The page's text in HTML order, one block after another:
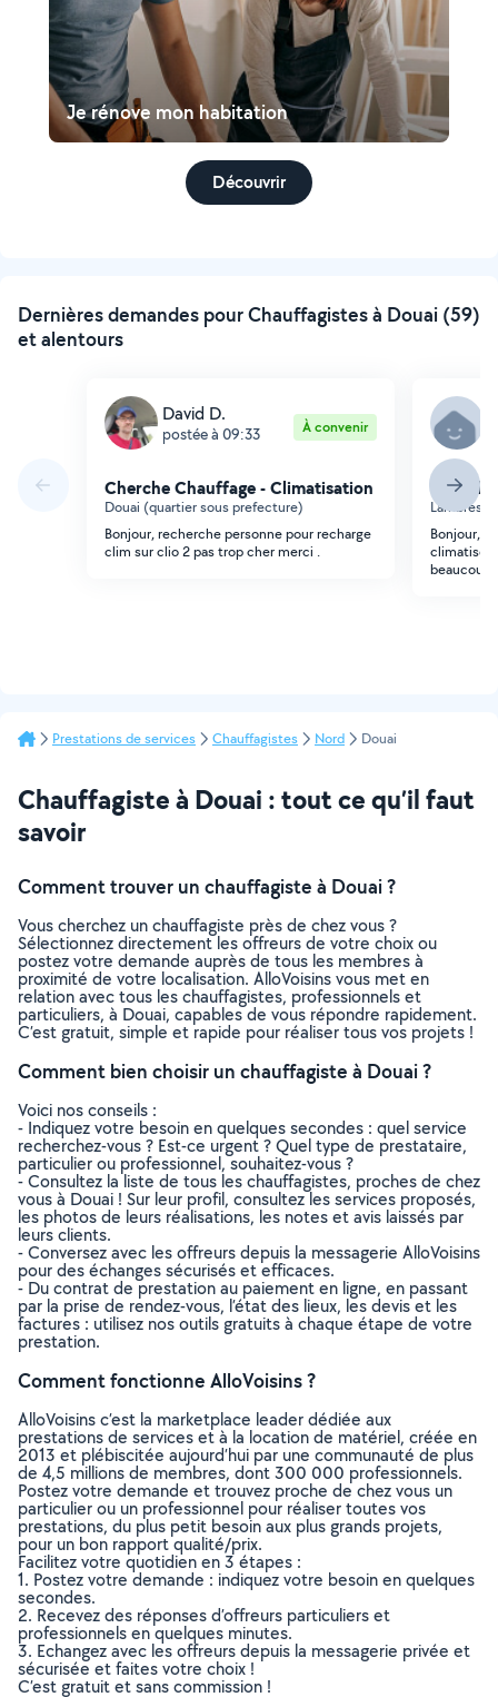
Je rénove mon habitation
Découvrir
Dernières demandes pour Chauffagistes à Douai (59)
et alentours
David D.
postée à 09:33 À convenir
Cherche Chauffage - Climatisation
Douai (quartier sous prefecture)
Bonjour, recherche personne pour recharge
clim sur clio 2 pas trop cher merci .
Lambres-
Bonjour,
beaucoup
Prestations de services Chauffagistes Nord Douai
Chauffagiste à Douai : tout ce qu’il faut
savoir
Comment trouver un chauffagiste à Douai ?
Vous cherchez un chauffagiste près de chez vous ?
Sélectionnez directement les offreurs de votre choix ou
postez votre demande auprès de tous les membres à
proximité de votre localisation. AlloVoisins vous met en
relation avec tous les chauffagistes, professionnels et
particuliers, à Douai, capables de vous répondre rapidement.
C’est gratuit, simple et rapide pour réaliser tous vos projets !
Comment bien choisir un chauffagiste à Douai ?
Voici nos conseils :
- Indiquez votre besoin en quelques secondes : quel service
recherchez-vous ? Est-ce urgent ? Quel type de prestataire,
particulier ou professionnel, souhaitez-vous ?
- Consultez la liste de tous les chauffagistes, proches de chez
vous à Douai ! Sur leur profil, consultez les services proposés,
les photos de leurs réalisations, les notes et avis laissés par
leurs clients.
- Conversez avec les offreurs depuis la messagerie AlloVoisins
pour des échanges sécurisés et efficaces.
- Du contrat de prestation au paiement en ligne, en passant
par la prise de rendez-vous, l’état des lieux, les devis et les
factures : utilisez nos outils gratuits à chaque étape de votre
prestation.
Comment fonctionne AlloVoisins ?
AlloVoisins c’est la marketplace leader dédiée aux
prestations de services et à la location de matériel, créée en
2013 et plébiscitée aujourd’hui par une communauté de plus
de 4,5 millions de membres, dont 300 000 professionnels.
Postez votre demande et trouvez proche de chez vous un
particulier ou un professionnel pour réaliser toutes vos
prestations, du plus petit besoin aux plus grands projets,
pour un bon rapport qualité/prix.
Facilitez votre quotidien en 3 étapes :
1. Postez votre demande : indiquez votre besoin en quelques
secondes.
2. Recevez des réponses d’offreurs particuliers et
professionnels en quelques minutes.
3. Echangez avec les offreurs depuis la messagerie privée et
sécurisée et faites votre choix !
C’est gratuit et sans commission !